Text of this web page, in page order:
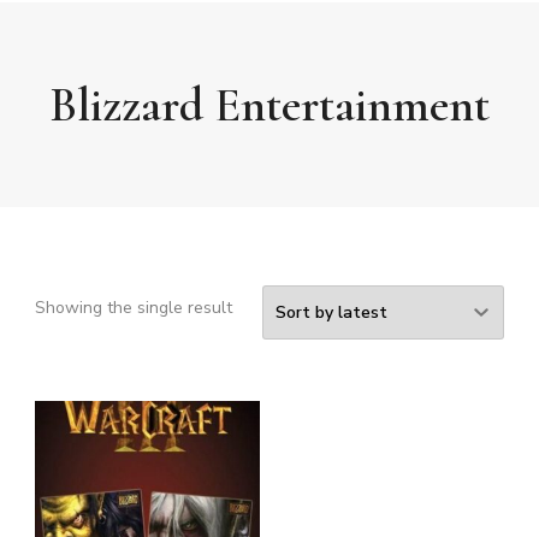
Blizzard Entertainment
Showing the single result